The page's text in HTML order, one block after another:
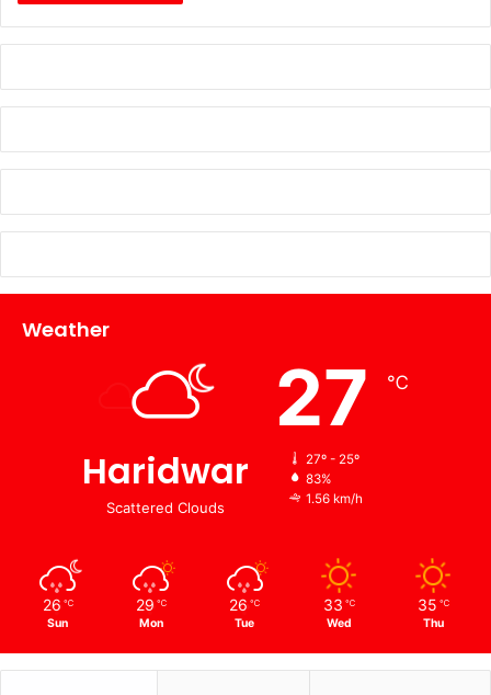
Weather
Haridwar
Scattered Clouds
27 ℃
27º - 25º
83%
1.56 km/h
26 ℃
Sun
29 ℃
Mon
26 ℃
Tue
33 ℃
Wed
35 ℃
Thu